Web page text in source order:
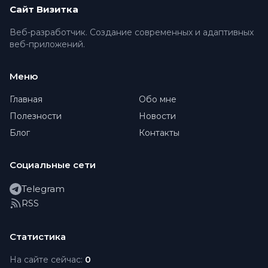
Сайт Визитка
Веб-разработчик. Создание современных и адаптивных
веб-приложений.
Меню
Главная
Обо мне
Полезности
Новости
Блог
Контакты
Социальные сети
Telegram
RSS
Статистика
На сайте сейчас: 0